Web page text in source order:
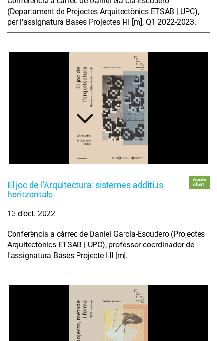
(Departament de Projectes Arquitectònics ETSAB | UPC),
per l'assignatura Bases Projectes I-II [m], Q1 2022-2023.
El joc de l'Arquitectura: sistemes additius
horitzontals
Accés
obert
13 d’oct. 2022
Conferència a càrrec de Daniel García-Escudero (Projectes
Arquitectònics ETSAB | UPC), professor coordinador de
l'assignatura Bases Projecte I-II [m].